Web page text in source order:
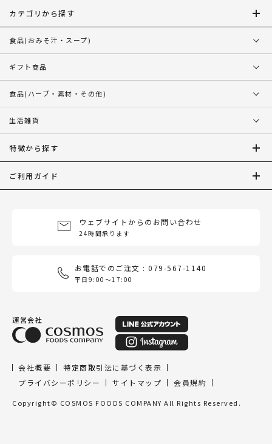
カテゴリから探す
食品(おみそ汁・スープ)
ギフト商品
食品(ハーブ・素材・その他)
生活雑貨
特徴から探す
ご利用ガイド
ウェブサイトからのお問い合わせ
24時間承ります
お電話でのご注文 : 079-567-1140
平日9:00〜17:00
運営会社
Copyright© COSMOS FOODS COMPANY All Rights Reserved.
会社概要
特定商取引法に基づく表示
プライバシーポリシー
サイトマップ 会員規約